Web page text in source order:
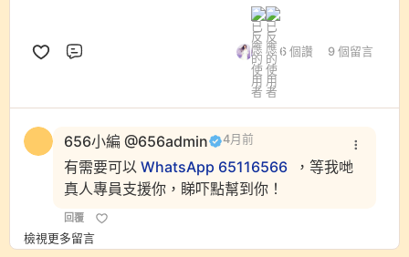
6 個讚 9 個留言
656小編 @656admin 4月前
有需要可以 WhatsApp 65116566 ，等我哋
真人專員支援你，睇吓點幫到你！
回覆
檢視更多留言